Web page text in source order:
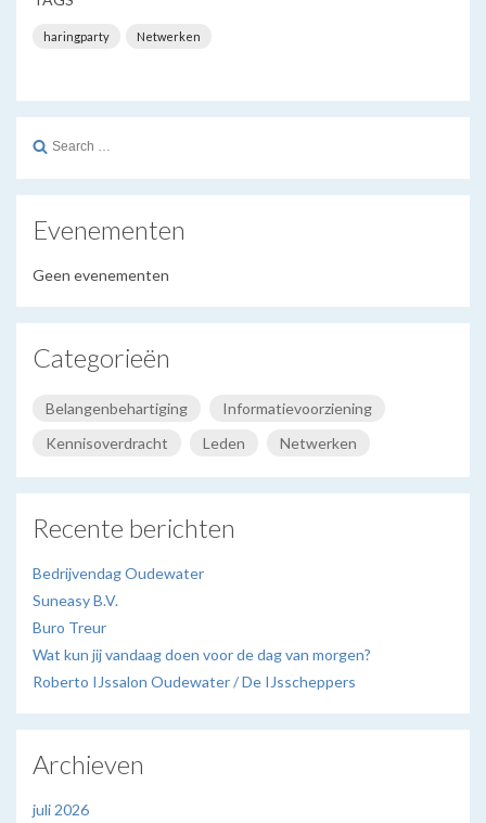
haringparty Netwerken
Search
Evenementen
Geen evenementen
Categorieën
Belangenbehartiging
Informatievoorziening
Kennisoverdracht
Leden Netwerken
Recente berichten
Bedrijvendag Oudewater
Suneasy B.V.
Buro Treur
Wat kun jij vandaag doen voor de dag van morgen?
Roberto IJssalon Oudewater / De IJsscheppers
Archieven
juli 2026